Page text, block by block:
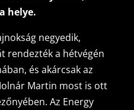
helye.
negyedik,
rendezték a hétvégén
és akárcsak az
Martin most is ott
Az Energy